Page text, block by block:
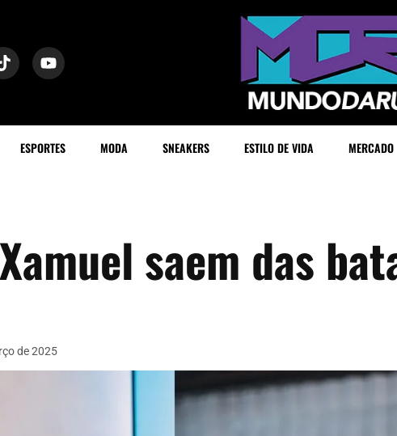
ESPORTES MODA SNEAKERS ESTILO DE VIDA MERCADO
saem das
de 2025